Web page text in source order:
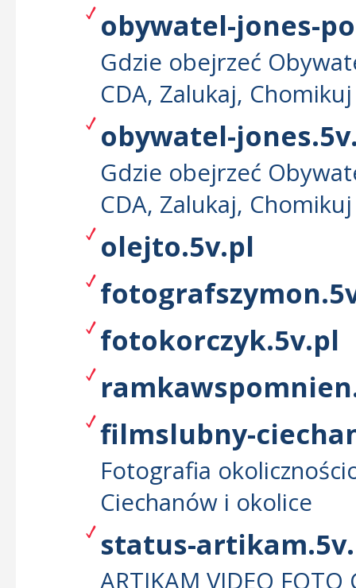
obywatel-jones-
Gdzie obejrzeć
CDA, Zalukaj,
obywatel-
Gdzie obejrzeć
CDA, Zalukaj,
olejto.5v.pl
fotokorczyk.5v.pl
filmslubny-
Fotografia
Ciechanów i okolice
status-
ARTIKAM VIDEO FOTO